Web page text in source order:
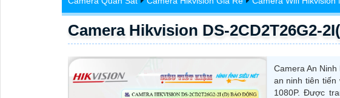
Camera Hikvision DS-2CD2T26G2-
Camera An
an ninh tiên tiến
1080P. Được